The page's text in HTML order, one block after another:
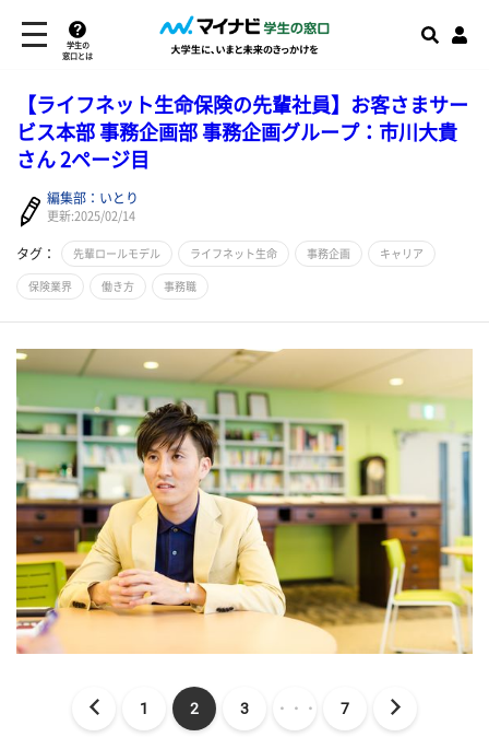
学生の
窓口とは
【ライフネット生命保険の先輩社員】お客さまサー
ビス本部 事務企画部 事務企画グループ：市川大貴
さん 2ページ目
編集部：いとり
更新:2025/02/14
タグ： 先輩ロールモデル ライフネット生命 事務企画 キャリア
保険業界 働き方 事務職
1 2 3 ・・・ 7